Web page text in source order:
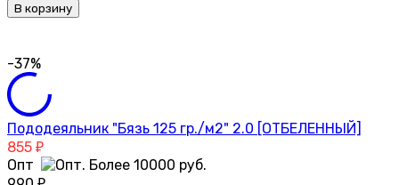
В корзину
-37%
Пододеяльник "Бязь 125 гр./м2" 2.0 [ОТБЕЛЕННЫЙ]
855 ₽
Опт